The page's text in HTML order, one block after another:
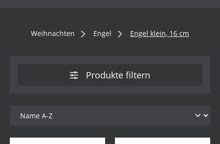
Weihnachten Engel Engel klein, 16 cm
Produkte filtern